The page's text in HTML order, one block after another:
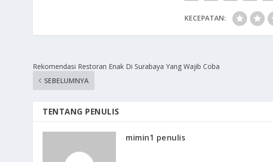
KECEPATAN:
Rekomendasi Restoran Enak Di Surabaya Yang Wajib Coba
SEBELUMNYA
TENTANG PENULIS
mimin1 penulis